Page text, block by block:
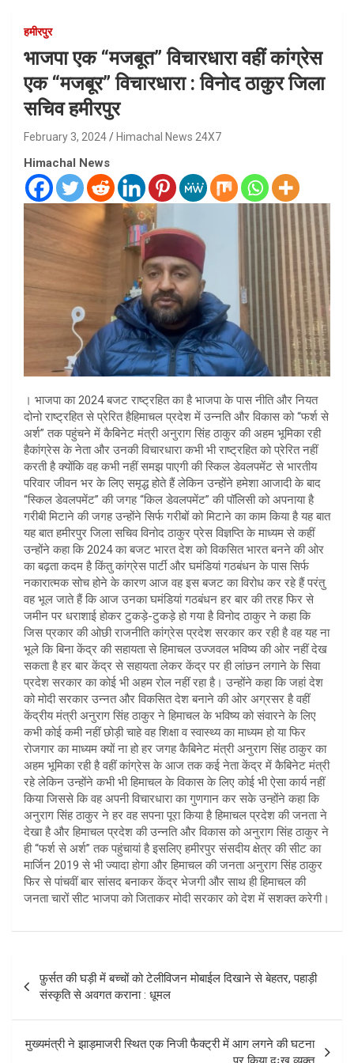
हमीरपुर
भाजपा एक “मजबूत” विचारधारा वहीं कांग्रेस
एक “मजबूर” विचारधारा : विनोद ठाकुर जिला
सचिव हमीरपुर
February 3, 2024 Himachal News 24X7
Himachal News
। भाजपा का 2024 बजट राष्ट्रहित का है भाजपा के पास नीति और नियत
दोनो राष्ट्रहित से प्रेरित हैहिमाचल प्रदेश में उन्नति और विकास को “फर्श से
अर्श” तक पहुंचने में कैबिनेट मंत्री अनुराग सिंह ठाकुर की अहम भूमिका रही
हैकांग्रेस के नेता और उनकी विचारधारा कभी भी राष्ट्रहित को प्रेरित नहीं
करती है क्योंकि वह कभी नहीं समझ पाएगी की स्किल डेवलपमेंट से भारतीय
परिवार जीवन भर के लिए समृद्ध होते हैं लेकिन उन्होंने हमेशा आजादी के बाद
“स्किल डेवलपमेंट” की जगह “किल डेवलपमेंट” की पॉलिसी को अपनाया है
गरीबी मिटाने की जगह उन्होंने सिर्फ गरीबों को मिटाने का काम किया है यह बात
यह बात हमीरपुर जिला सचिव विनोद ठाकुर प्रेस विज्ञप्ति के माध्यम से कहीं
उन्होंने कहा कि 2024 का बजट भारत देश को विकसित भारत बनने की ओर
का बढ़ता कदम है किंतु कांग्रेस पार्टी और घमंडियां गठबंधन के पास सिर्फ
नकारात्मक सोच होने के कारण आज वह इस बजट का विरोध कर रहे हैं परंतु
वह भूल जाते हैं कि आज उनका घमंडियां गठबंधन हर बार की तरह फिर से
जमीन पर धराशाई होकर टुकड़े-टुकड़े हो गया है विनोद ठाकुर ने कहा कि
जिस प्रकार की ओछी राजनीति कांग्रेस प्रदेश सरकार कर रही है वह यह ना
भूले कि बिना केंद्र की सहायता से हिमाचल उज्जवल भविष्य की ओर नहीं देख
सकता है हर बार केंद्र से सहायता लेकर केंद्र पर ही लांछन लगाने के सिवा
प्रदेश सरकार का कोई भी अहम रोल नहीं रहा है। उन्होंने कहा कि जहां देश
को मोदी सरकार उन्नत और विकसित देश बनाने की ओर अग्रसर है वहीं
केंद्रीय मंत्री अनुराग सिंह ठाकुर ने हिमाचल के भविष्य को संवारने के लिए
कभी कोई कमी नहीं छोड़ी चाहे वह शिक्षा व स्वास्थ्य का माध्यम हो या फिर
रोजगार का माध्यम क्यों ना हो हर जगह कैबिनेट मंत्री अनुराग सिंह ठाकुर का
अहम भूमिका रही है वहीं कांग्रेस के आज तक कई नेता केंद्र में कैबिनेट मंत्री
रहे लेकिन उन्होंने कभी भी हिमाचल के विकास के लिए कोई भी ऐसा कार्य नहीं
किया जिससे कि वह अपनी विचारधारा का गुणगान कर सके उन्होंने कहा कि
अनुराग सिंह ठाकुर ने हर वह सपना पूरा किया है हिमाचल प्रदेश की जनता ने
देखा है और हिमाचल प्रदेश की उन्नति और विकास को अनुराग सिंह ठाकुर ने
ही “फर्श से अर्श” तक पहुंचायां है इसलिए हमीरपुर संसदीय क्षेत्र की सीट का
मार्जिन 2019 से भी ज्यादा होगा और हिमाचल की जनता अनुराग सिंह ठाकुर
फिर से पांचवीं बार सांसद बनाकर केंद्र भेजगी और साथ ही हिमाचल की
जनता चारों सीट भाजपा को जिताकर मोदी सरकार को देश में सशक्त करेगी।
navigation
फ़ुर्सत की घड़ी में बच्चों को टेलीविजन मोबाईल दिखाने से बेहतर, पहाड़ी
संस्कृति से अवगत कराना : धूमल
मुख्यमंत्री ने झाड़माजरी स्थित एक निजी फैक्ट्री में आग लगने की घटना